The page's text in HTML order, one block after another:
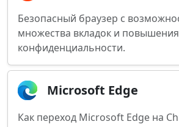
Безопасный браузер с
множества вкладок и
конфиденциальности.
Microsoft Edge
Как переход Microsoft Edge на